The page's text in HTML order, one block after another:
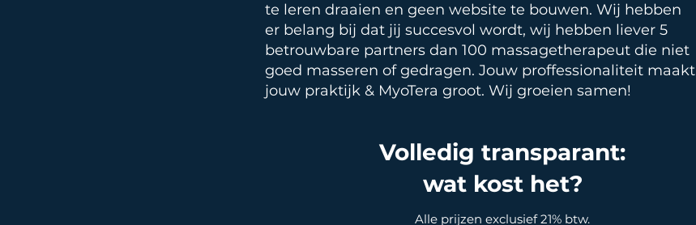
te leren draaien en geen website te bouwen. Wij hebben
er belang bij dat jij succesvol wordt, wij hebben liever 5
betrouwbare partners dan 100 massagetherapeut die niet
goed masseren of gedragen. Jouw proffessionaliteit maakt
jouw praktijk & MyoTera groot. Wij groeien samen!
Volledig transparant:
wat kost het?
Alle prijzen exclusief 21% btw.